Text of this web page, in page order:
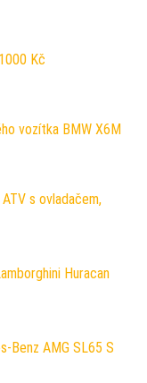
Kč
vozítka BMW X6M
s ovladačem,
Huracan
Benz AMG SL65 S